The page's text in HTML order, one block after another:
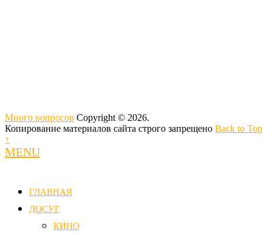
Много вопросов Copyright © 2026.
Копирование материалов сайта строго запрещено Back to Top
↑
MENU
ГЛАВНАЯ
ДОСУГ
КИНО